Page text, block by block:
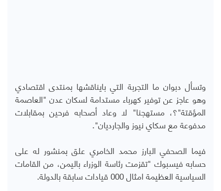
وتسأل دبوان ما التجربة التي بايناقشها بمنتدى اقتصادي
وهو عاجز عن توفير كهرباء مستدامة لسكان عدن "العاصمة
المؤقتة"؟، مستهجنا" لا وعاد أصحابه فرحين بمقابلات
مدفوعة مع سكاي نيوز والجارديان".
فيما الصحفي البارز محمد الخامري علق بمنشور له على
حسابه فيسبوك "تقزمت رئاسة الوزراء باليمن، من القامات
السياسية العظيمة امثال 000 قيادات سابقة بالدولة.